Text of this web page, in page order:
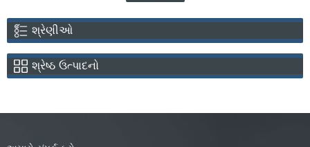
શ્રેણીઓ
શ્રેષ્ઠ ઉત્પાદનો